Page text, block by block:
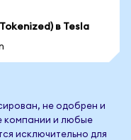
в Tesla
не одобрен и
компании и любые
исключительно для